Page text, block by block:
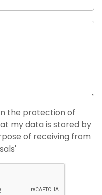
the protection of
my data is stored by
of receiving from